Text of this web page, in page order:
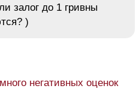
залог до 1 гривны
)
негативных оценок